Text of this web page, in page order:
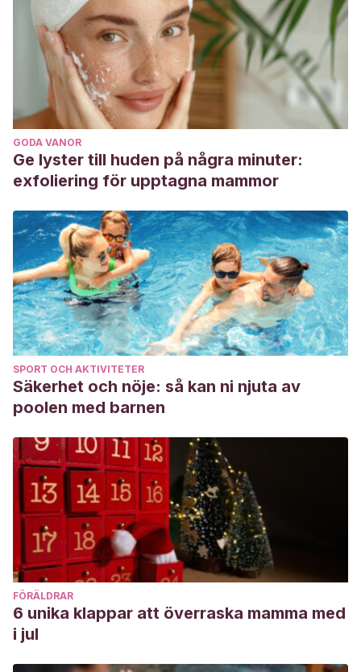
GODA VANOR
Ge lyster till huden på några minuter:
exfoliering för upptagna mammor
SPORT OCH AKTIVITETER
Säkerhet och nöje: så kan ni njuta av
poolen med barnen
FÖRÄLDRAR
6 unika klappar att överraska mamma med
i jul